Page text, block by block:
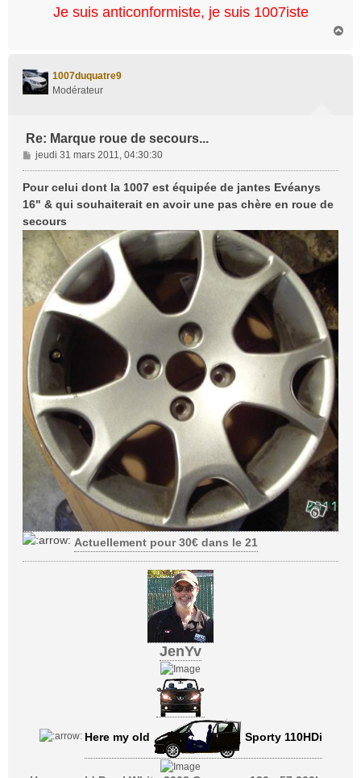
Je suis anticonformiste, je suis 1007iste
1007duquatre9
Modérateur
Re: Marque roue de secours...
M
e
a
g
e
jeudi 31 mars 2011, 04:30:30
Pour celui dont la 1007 est équipée de jantes Evéanys
16" & qui souhaiterait en avoir une pas chère en roue de
secours
Actuellement pour 30€ dans le 21
JenYv
Here my old Sporty 110HDi